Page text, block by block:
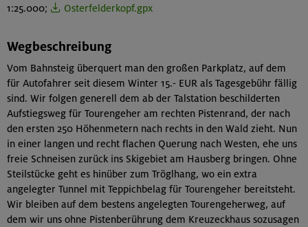
1:25.000;
Osterfelderkopf.gpx
Wegbeschreibung
Vom Bahnsteig überquert man den großen Parkplatz, auf dem
für Autofahrer seit diesem Winter 15.- EUR als Tagesgebühr fällig
sind. Wir folgen generell dem ab der Talstation beschilderten
Aufstiegsweg für Tourengeher am rechten Pistenrand, der nach
den ersten 250 Höhenmetern nach rechts in den Wald zieht. Nun
in einer langen und recht flachen Querung nach Westen, ehe uns
freie Schneisen zurück ins Skigebiet am Hausberg bringen. Ohne
Steilstücke geht es hinüber zum Tröglhang, wo ein extra
angelegter Tunnel mit Teppichbelag für Tourengeher bereitsteht.
Wir bleiben auf dem bestens angelegten Tourengeherweg, auf
dem wir uns ohne Pistenberührung dem Kreuzeckhaus sozusagen